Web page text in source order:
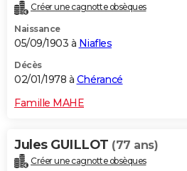
Créer une cagnotte obsèques
Naissance
05/09/1903 à Niafles
Décès
02/01/1978 à Chérancé
Famille MAHE
Jules GUILLOT (77 ans)
Créer une cagnotte obsèques